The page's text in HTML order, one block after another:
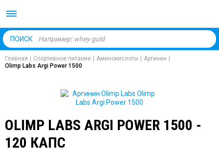
ПОИСК
Главная Спортивное питание Аминокислоты Аргинин
Olimp Labs Argi Power 1500
OLIMP LABS ARGI POWER 1500 -
120 КАПС